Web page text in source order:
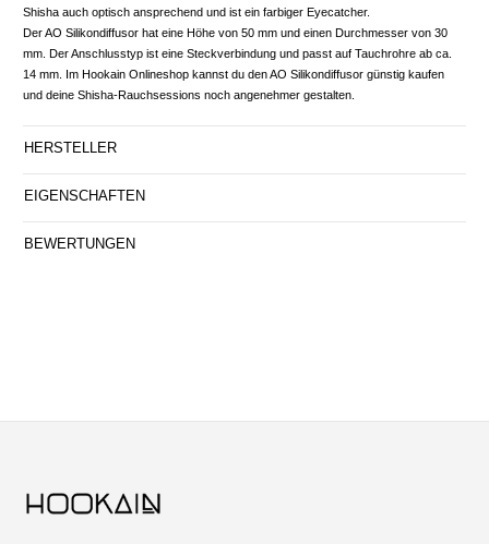
Shisha auch optisch ansprechend und ist ein farbiger Eyecatcher.
Der AO Silikondiffusor hat eine Höhe von 50 mm und einen Durchmesser von 30
mm. Der Anschlusstyp ist eine Steckverbindung und passt auf Tauchrohre ab ca.
14 mm. Im Hookain Onlineshop kannst du den AO Silikondiffusor günstig kaufen
und deine Shisha-Rauchsessions noch angenehmer gestalten.
HERSTELLER
EIGENSCHAFTEN
BEWERTUNGEN